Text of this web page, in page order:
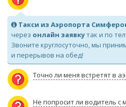
Такси из Аэропорта
через онлайн заявкутак и по
Звоните круглосуточно, мы
и перерывов на обед!
Точно ли меня встретят в
Не попросит ли водитель с